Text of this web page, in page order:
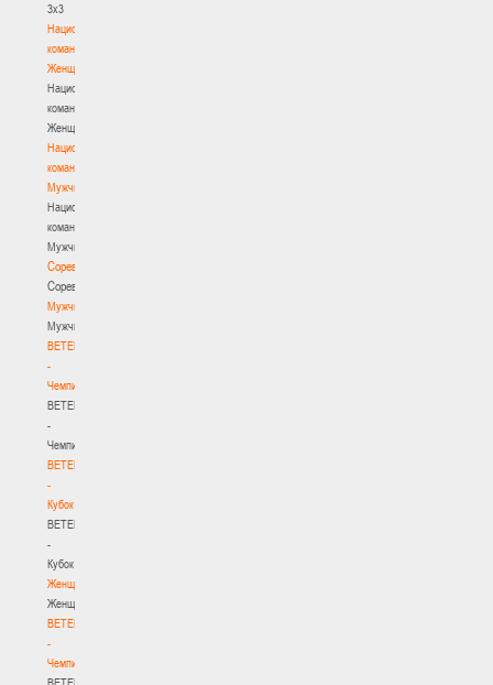
3х3
Национальная
команда.
Женщины
Национальная
команда.
Женщины
Национальная
команда.
Мужчины
Национальная
команда.
Мужчины
Соревнования
Соревнования
Мужчины
Мужчины
BETERA
-
Чемпионат
BETERA
-
Чемпионат
BETERA
-
Кубок
BETERA
-
Кубок
Женщины
Женщины
BETERA
-
Чемпионат
BETERA